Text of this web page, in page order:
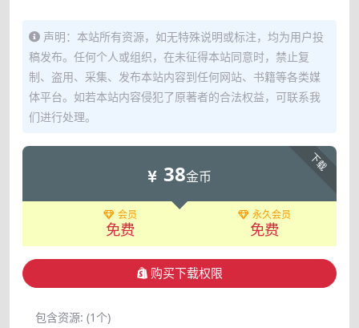
声明：本站所有资源，如无特殊说明或标注，均为用户投
稿发布。任何个人或组织，在未征得本站同意时，禁止复
制、盗用、采集、发布本站内容到任何网站、书籍等各类媒
体平台。如若本站内容侵犯了原著者的合法权益，可联系我
们进行处理。
下载
38金币
会员
免费
永久会员
免费
购买下载权限
包含资源: (1个)